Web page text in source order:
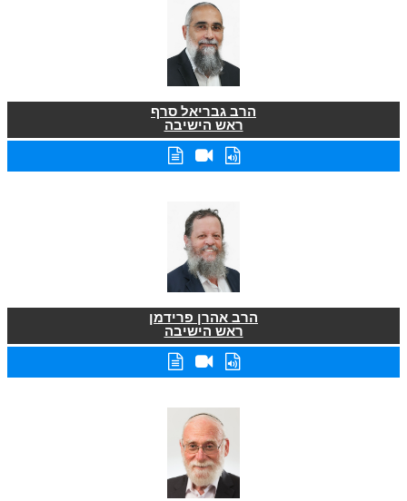
הרב גבריאל סרף
ראש הישיבה
הרב אהרן פרידמן
ראש הישיבה